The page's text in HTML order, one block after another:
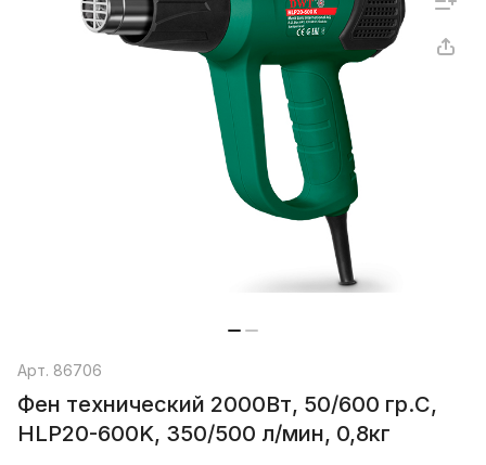
Арт. 86706
Фен технический 2000Вт, 50/600 гр.С,
HLP20-600K, 350/500 л/мин, 0,8кг